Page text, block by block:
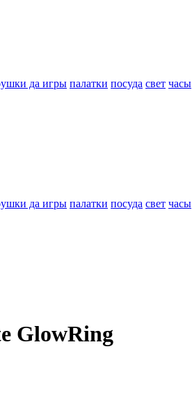
да игры палатки посуда свет часы
да игры палатки посуда свет часы
GlowRing